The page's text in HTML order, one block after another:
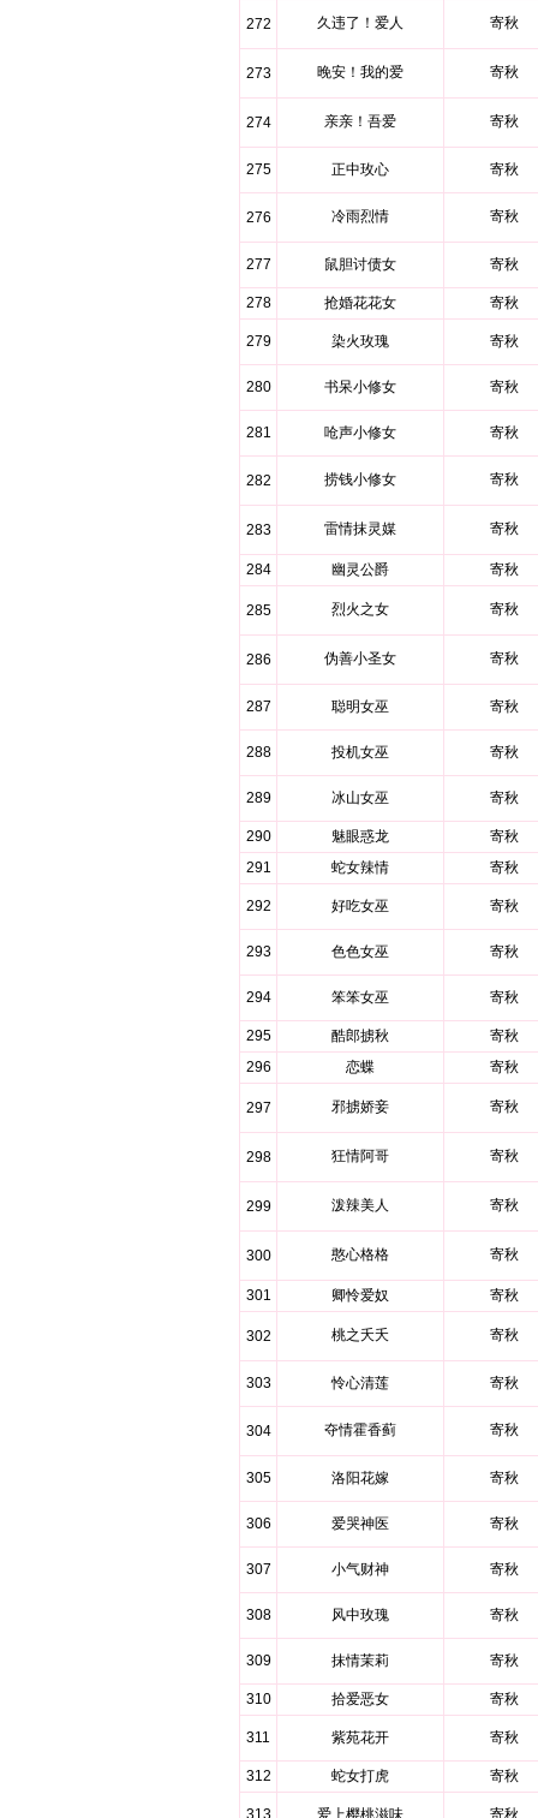
272 久违了！爱人 寄秋
273 晚安！我的爱 寄秋
274 亲亲！吾爱 寄秋
275 正中玫心 寄秋
276 冷雨烈情 寄秋
277 鼠胆讨债女 寄秋
278 抢婚花花女 寄秋
279 染火玫瑰 寄秋
280 书呆小修女 寄秋
281 呛声小修女 寄秋
282 捞钱小修女 寄秋
283 雷情抹灵媒 寄秋
284 幽灵公爵 寄秋
285 烈火之女 寄秋
286 伪善小圣女 寄秋
287 聪明女巫 寄秋
288 投机女巫 寄秋
289 冰山女巫 寄秋
290 魅眼惑龙
寄秋
291
蛇女辣情 寄秋
292 好吃女巫 寄秋
293 色色女巫 寄秋
294 笨笨女巫 寄秋
295 酷郎掳秋
寄秋
296
恋蝶 寄秋
297 邪掳娇妾 寄秋
298 狂情阿哥 寄秋
299 泼辣美人 寄秋
300 憨心格格 寄秋
301 卿怜爱奴 寄秋
302 桃之夭夭 寄秋
303 怜心清莲 寄秋
304 夺情霍香蓟 寄秋
305 洛阳花嫁 寄秋
306 爱哭神医 寄秋
307 小气财神 寄秋
308 风中玫瑰 寄秋
309 抹情茉莉 寄秋
310 拾爱恶女 寄秋
311 紫苑花开 寄秋
312 蛇女打虎 寄秋
313 爱上樱桃滋味 寄秋